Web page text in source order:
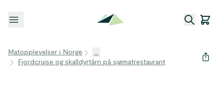
Åpne meny
Matopplevelser i Norge
...
Fjordcruise og skalldyrtårn på sjømatrestaurant